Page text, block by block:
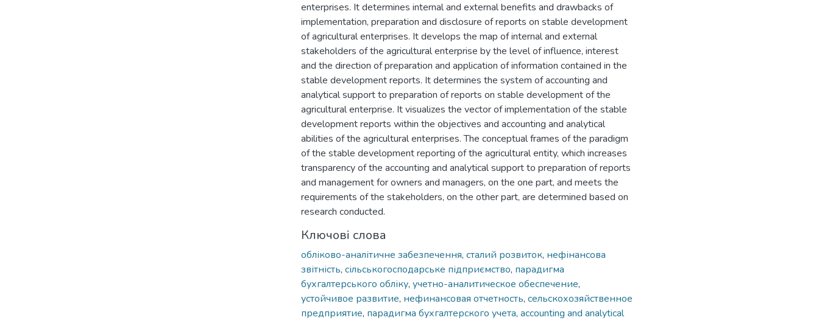
enterprises. It determines internal and external benefits and drawbacks of
implementation, preparation and disclosure of reports on stable development
of agricultural enterprises. It develops the map of internal and external
stakeholders of the agricultural enterprise by the level of influence, interest
and the direction of preparation and application of information contained in the
stable development reports. It determines the system of accounting and
analytical support to preparation of reports on stable development of the
agricultural enterprise. It visualizes the vector of implementation of the stable
development reports within the objectives and accounting and analytical
abilities of the agricultural enterprises. The conceptual frames of the paradigm
of the stable development reporting of the agricultural entity, which increases
transparency of the accounting and analytical support to preparation of reports
and management for owners and managers, on the one part, and meets the
requirements of the stakeholders, on the other part, are determined based on
research conducted.
Ключові слова
обліково-аналітичне забезпечення, сталий розвиток, нефінансова
звітність, сільськогосподарське підприємство, парадигма
бухгалтерського обліку, учетно-аналитическое обеспечение,
устойчивое развитие, нефинансовая отчетность, сельскохозяйственное
предприятие, парадигма бухгалтерского учета, accounting and analytical